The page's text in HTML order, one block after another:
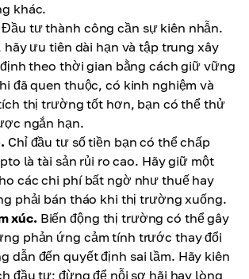
khác.
Đầu tư thành công cần sự kiên nhẫn.
hãy ưu tiên dài hạn và tập trung xây
theo thời gian bằng cách giữ vững
đã quen thuộc, có kinh nghiệm và
thị trường tốt hơn, bạn có thể thử
ngắn hạn.
Chỉ đầu tư số tiền bạn có thể chấp
là tài sản rủi ro cao. Hãy giữ một
các chi phí bất ngờ như thuế hay
phải bán tháo khi thị trường xuống.
xúc. Biến động thị trường có thể gây
phản ứng cảm tính trước thay đổi
dẫn đến quyết định sai lầm. Hãy kiên
đầu tư; đừng để nỗi sợ hãi hay lòng